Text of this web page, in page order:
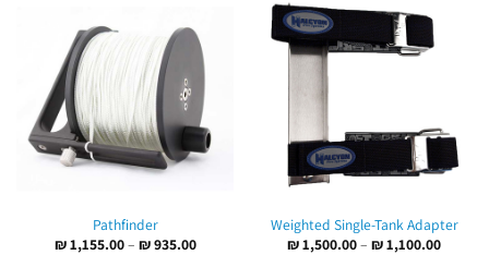
Weighted Single-Tank Adapter
₪1,100.00
–
₪1,500.00 טווח
Pathfinder
₪935.00
–
₪1,155.00 טווח